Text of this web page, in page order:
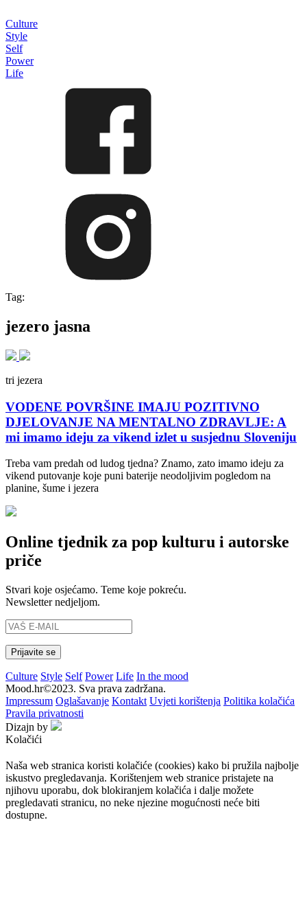
Culture
Style
Self
Power
Life
Tag:
jezero jasna
tri jezera
VODENE POVRŠINE IMAJU POZITIVNO
DJELOVANJE NA MENTALNO ZDRAVLJE: A
mi imamo ideju za vikend izlet u susjednu Sloveniju
Treba vam predah od ludog tjedna? Znamo, zato imamo ideju za
vikend putovanje koje puni baterije neodoljivim pogledom na
planine, šume i jezera
Online tjednik za pop kulturu i autorske
priče
Stvari koje osjećamo. Teme koje pokreću.
Newsletter nedjeljom.
Culture Style Self Power Life In the mood
Mood.hr©2023. Sva prava zadržana.
Impressum Oglašavanje Kontakt Uvjeti korištenja Politika kolačića
Pravila privatnosti
Dizajn by
Kolačići
Naša web stranica koristi kolačiće (cookies) kako bi pružila najbolje
iskustvo pregledavanja. Korištenjem web stranice pristajete na
njihovu uporabu, dok blokiranjem kolačića i dalje možete
pregledavati stranicu, no neke njezine mogućnosti neće biti
dostupne.